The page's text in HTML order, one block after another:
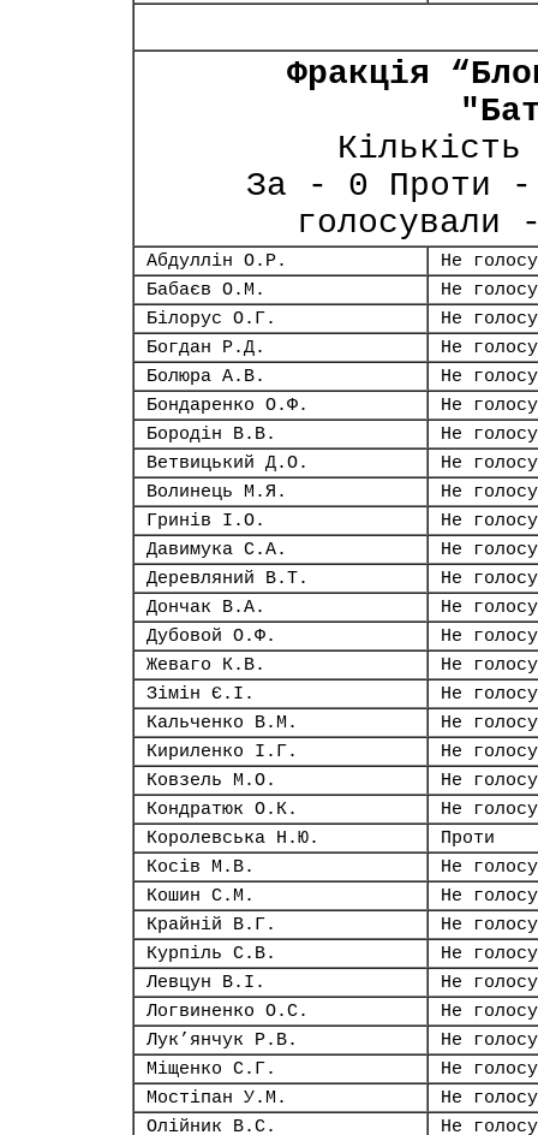
Фракція
За - 0 Проти -
Абдуллін О.Р.
Не
Бабаєв О.М.
Не
Білорус О.Г.
Не
Богдан Р.Д.
Не
Болюра А.В.
Не
Бондаренко О.Ф.
Не
Бородін В.В.
Не
Ветвицький Д.О.
Не
Волинець М.Я.
Не
Гринів І.О.
Не
Давимука С.А.
Не
Деревляний В.Т.
Не
Дончак В.А.
Не
Дубовой О.Ф.
Не
Жеваго К.В.
Не
Зімін Є.І.
Не
Кальченко В.М.
Не
Кириленко І.Г.
Не
Ковзель М.О.
Не
Кондратюк О.К.
Не
Королевська Н.Ю.
Проти
Косів М.В.
Не
Кошин С.М.
Не
Крайній В.Г.
Не
Курпіль С.В.
Не
Левцун В.І.
Не
Логвиненко О.С.
Не
Лук’янчук Р.В.
Не
Міщенко С.Г.
Не
Мостіпан У.М.
Не
Олійник В.С.
Не